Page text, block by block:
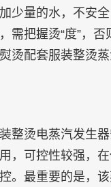
少量的水，不安
需把握烫“度”，否
烫配套服装整烫
整烫电蒸汽发生
，可控性较强，
。最重要的是，